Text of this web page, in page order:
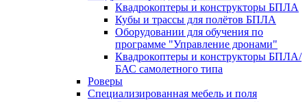
Квадрокоптеры и конструкторы БПЛА
Кубы и трассы для полётов БПЛА
Оборудовании для обучения по
программе "Управление дронами"
Квадрокоптеры и конструкторы БПЛА/
БАС самолетного типа
Роверы
Специализированная мебель и поля